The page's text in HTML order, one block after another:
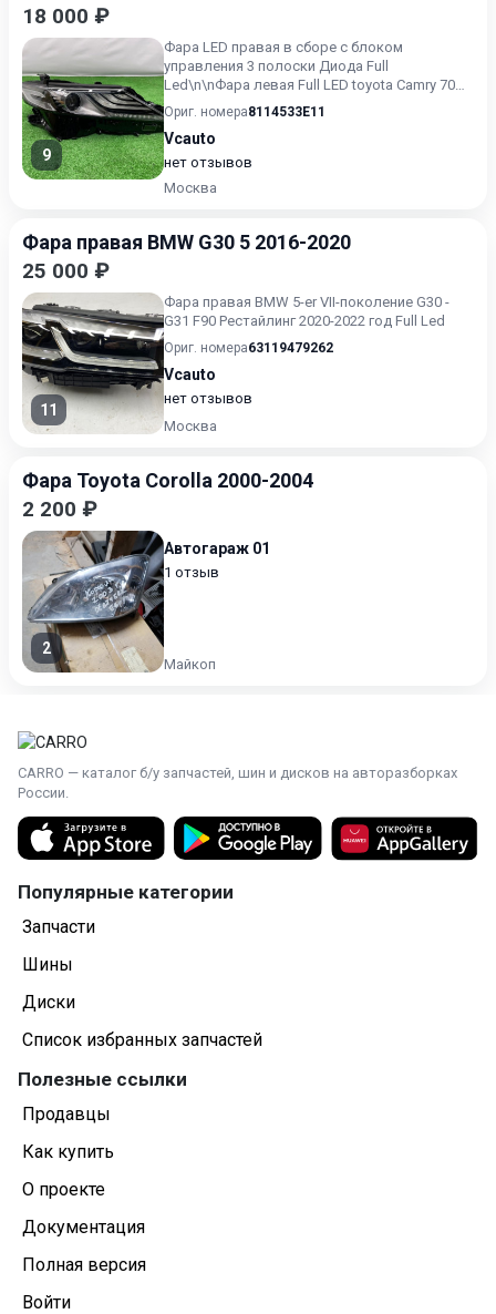
18 000 ₽
9
Фара LED правая в сборе с блоком
управления 3 полоски Диода Full
Led\n\nФара левая Full LED toyota Camry 70
2018-2022\nФара левая Full LED н...
Ориг. номера8114533E11
Vcauto
нет отзывов
Москва
Фара правая BMW G30 5 2016-2020
25 000 ₽
11
Фара правая BMW 5-er VII-поколение G30 -
G31 F90 Рестайлинг 2020-2022 год Full Led
Ориг. номера63119479262
Vcauto
нет отзывов
Москва
Фара Toyota Corolla 2000-2004
2 200 ₽
2
Автогараж 01
1 отзыв
Майкоп
CARRO — каталог б/у запчастей, шин и дисков на авторазборках
России.
Популярные категории
Запчасти
Шины
Диски
Список избранных запчастей
Полезные ссылки
Продавцы
Как купить
О проекте
Документация
Полная версия
Войти